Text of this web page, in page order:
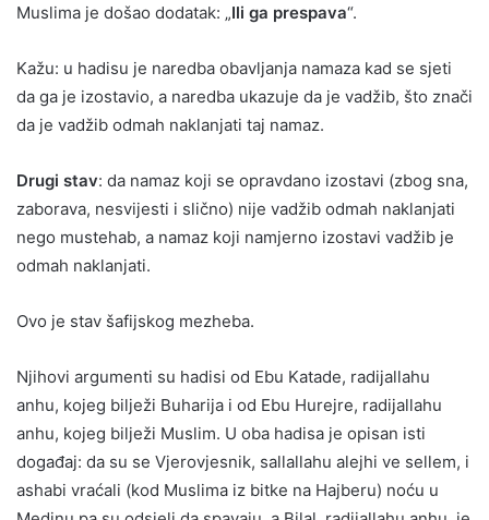
Muslima je došao dodatak: „Ili ga prespava“.
Kažu: u hadisu je naredba obavljanja namaza kad se sjeti
da ga je izostavio, a naredba ukazuje da je vadžib, što znači
da je vadžib odmah naklanjati taj namaz.
Drugi stav: da namaz koji se opravdano izostavi (zbog sna,
zaborava, nesvijesti i slično) nije vadžib odmah naklanjati
nego mustehab, a namaz koji namjerno izostavi vadžib je
odmah naklanjati.
Ovo je stav šafijskog mezheba.
Njihovi argumenti su hadisi od Ebu Katade, radijallahu
anhu, kojeg bilježi Buharija i od Ebu Hurejre, radijallahu
anhu, kojeg bilježi Muslim. U oba hadisa je opisan isti
događaj: da su se Vjerovjesnik, sallallahu alejhi ve sellem, i
ashabi vraćali (kod Muslima iz bitke na Hajberu) noću u